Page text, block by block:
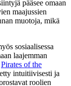
pääsee omaan
maajussien
muotoja, mikä
sosiaalisessa
laajemman
Pirates of the
intuitiivisesti ja
roolien